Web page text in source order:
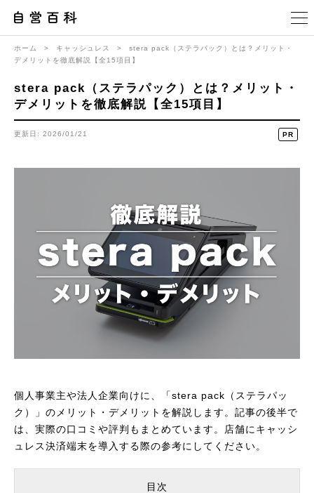
ホーム > キャッシュレス >
stera pack（ステラパック）とは？メリット・
デメリットを徹底解説【全15項目】
stera pack（ステラパック）とは？メリット・
デメリットを徹底解説【全15項目】
更新日: 2026/01/21 PR
個人事業主や法人企業向けに、「stera pack（ステラパッ
ク）」のメリット・デメリットを解説します。記事の後半で
は、実際の口コミや評判もまとめています。店舗にキャッシ
ュレス決済端末を導入する際の参考にしてください。
目次